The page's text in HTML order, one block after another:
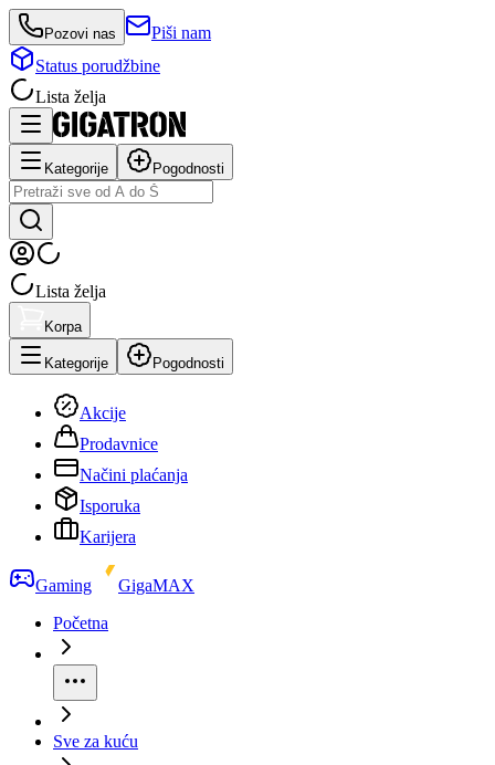
Pozovi nas
Piši nam
Status porudžbine
Lista želja
Kategorije Pogodnosti
Lista želja
Korpa
Kategorije Pogodnosti
Akcije
Prodavnice
Načini plaćanja
Isporuka
Karijera
Gaming
GigaMAX
Početna
Sve za kuću